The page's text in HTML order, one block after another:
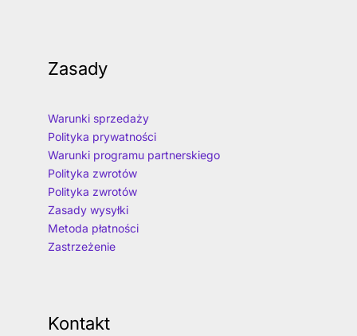
Zasady
Warunki sprzedaży
Polityka prywatności
Warunki programu partnerskiego
Polityka zwrotów
Polityka zwrotów
Zasady wysyłki
Metoda płatności
Zastrzeżenie
Kontakt